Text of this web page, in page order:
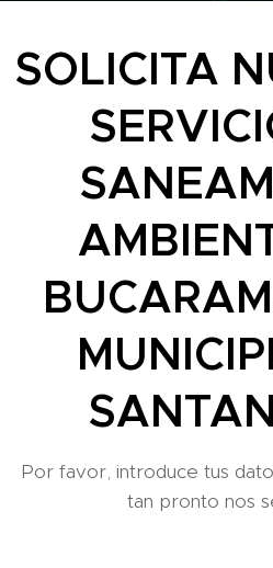
SOLICITA
Por favor, introduce tus
tan pronto nos